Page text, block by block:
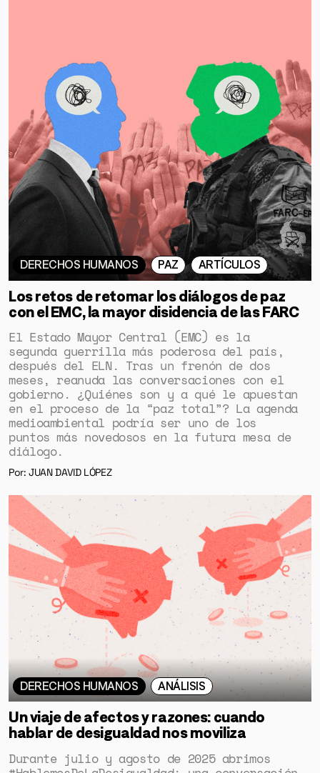
GÉNERO
DERECHOS HUMANOS
SALUD MENTAL
EMERGENCIA CLIMÁTICA
HERRAMIENTAS
SOBRE MUTANTE
DONACIONES
ESPECIALES
DERECHOS HUMANOS PAZ ARTÍCULOS
Los retos de retomar los diálogos de paz
con el EMC, la mayor disidencia de las FARC
El Estado Mayor Central (EMC) es la
segunda guerrilla más poderosa del país,
después del ELN. Tras un frenón de dos
meses, reanuda las conversaciones con el
gobierno. ¿Quiénes son y a qué le apuestan
en el proceso de la “paz total”? La agenda
medioambiental podría ser uno de los
puntos más novedosos en la futura mesa de
diálogo.
Por: JUAN DAVID LÓPEZ
DERECHOS HUMANOS ANÁLISIS
Un viaje de afectos y razones: cuando
hablar de desigualdad nos moviliza
Durante julio y agosto de 2025 abrimos